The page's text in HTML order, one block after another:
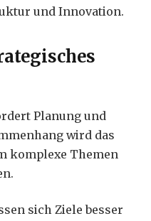
und Innovation.
Planung und
wird das
komplexe Themen
sich Ziele besser